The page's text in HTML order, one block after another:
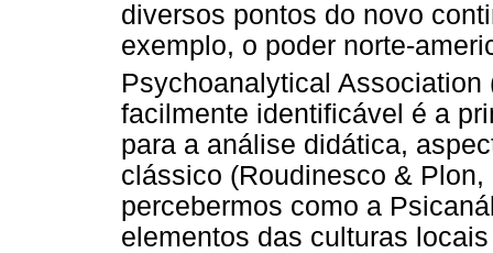
diversos pontos do novo
exemplo, o poder norte-
Psychoanalytical Association
facilmente identificável é a
para a análise didática,
clássico (Roudinesco &
percebermos como a
elementos das culturas